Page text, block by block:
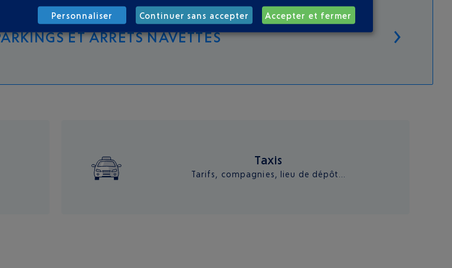
ET ARRÊTS NAVETTES
Taxis
Tarifs, compagnies, lieu de dépôt...
Personnaliser Continuer sans accepter Accepter et fermer